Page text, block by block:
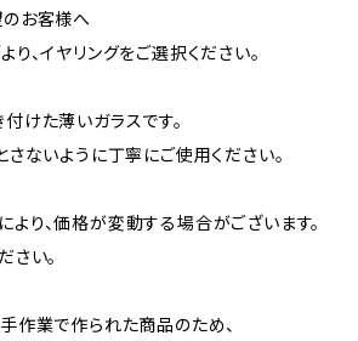
お客様へ
り、イヤリングをご選択ください。
けた薄いガラスです。
さないように丁寧にご使用ください。
り、価格が変動する場合がございます。
さい。
作業で作られた商品のため、